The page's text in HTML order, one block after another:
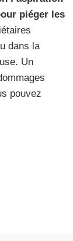
piéger les
dans la
Un
pouvez